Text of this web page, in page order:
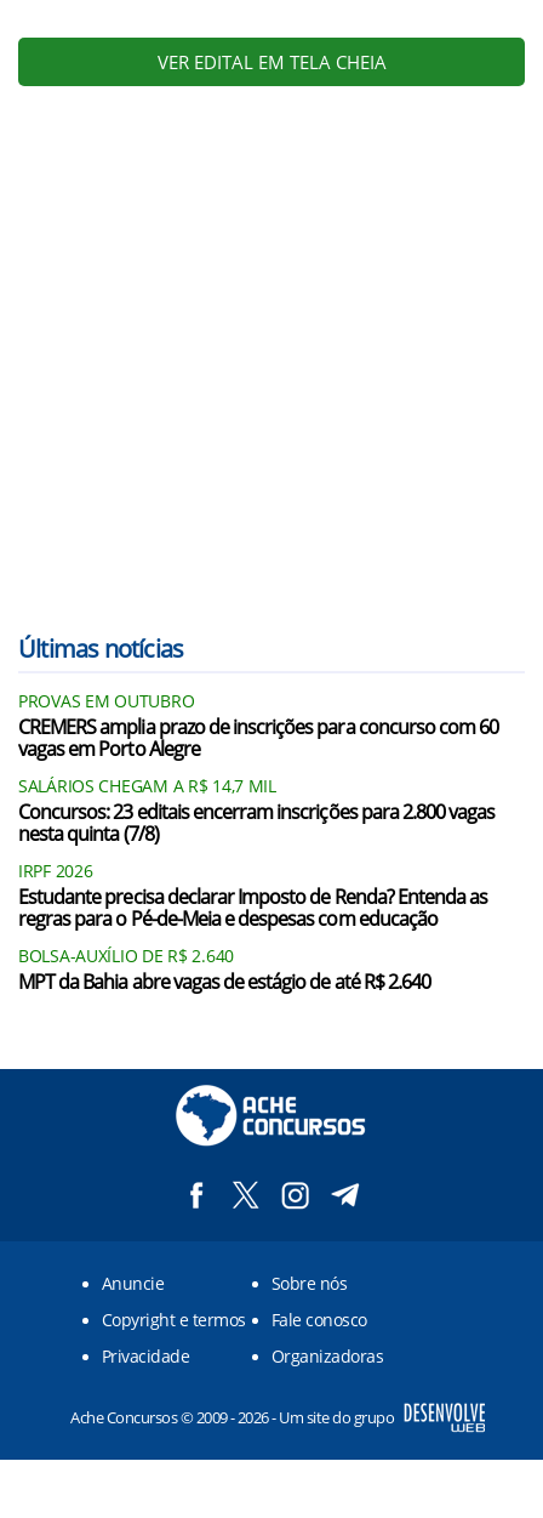
VER EDITAL EM TELA CHEIA
Últimas notícias
PROVAS EM OUTUBRO
CREMERS amplia prazo de inscrições para concurso com 60
vagas em Porto Alegre
SALÁRIOS CHEGAM A R$ 14,7 MIL
Concursos: 23 editais encerram inscrições para 2.800 vagas
nesta quinta (7/8)
IRPF 2026
Estudante precisa declarar Imposto de Renda? Entenda as
regras para o Pé-de-Meia e despesas com educação
BOLSA-AUXÍLIO DE R$ 2.640
MPT da Bahia abre vagas de estágio de até R$ 2.640
Anuncie
Sobre nós
Copyright e termos
Fale conosco
Privacidade
Organizadoras
Ache Concursos © 2009 - 2026 - Um site do grupo